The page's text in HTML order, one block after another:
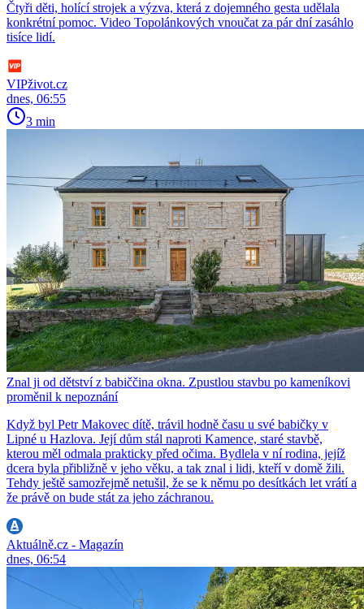
Čtyři děti, holící strojek a výzva, která z dojemného gesta udělala
konkrétní pomoc. Video Topolánkových vnoučat za pár dní zasáhlo
tisíce lidí.
VIPživot.cz
dnes, 06:55
3 min
Znal ji od dětství z babiččina okna. Zpustlou stavbu po kameníkovi
proměnil k nepoznání
Když byl Petr Makovec dítě, trávil hodně času u své babičky v
Lipné u Hazlova. Její dům stál naproti Kamence, staré stavbě,
kterou měl odmala prakticky před očima. Bydlela v ní rodina, jejíž
dcera byla přibližně v jeho věku, a tak znal i lidi, kteří v domě žili.
Tehdy ještě samozřejmě netušil, že se k němu po desítkách let vrátí a
že právě on bude stát za jeho záchranou.
Aktuálně.cz - Magazín
dnes, 06:54